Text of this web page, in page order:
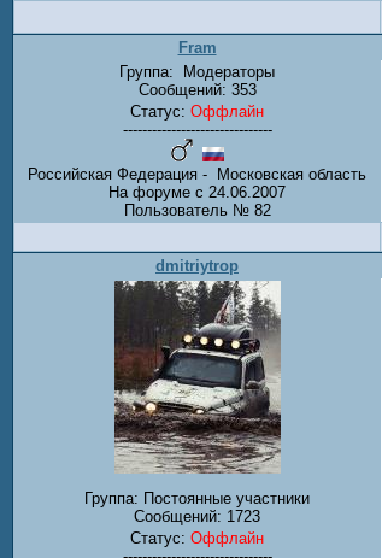
Fram
Группа:
Модераторы
Сообщений: 353
Статус: Оффлайн
-------------------------------
Российская Федерация - Московская область
На форуме с 24.06.2007
Пользователь № 82
dmitriytrop
Группа: Постоянные участники
Сообщений: 1723
Статус: Оффлайн